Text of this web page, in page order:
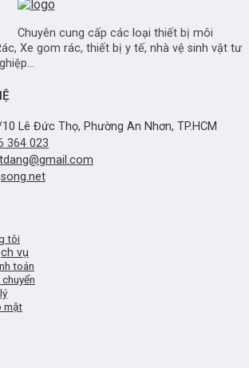
Chuyên cung cấp các loại thiết bị môi
Xe gom rác, thiết bị y tế, nhà vệ sinh vật tư
Lê Đức Thọ, Phường An Nhơn, TP.HCM
364 023
tôi
vụ
toán
mật